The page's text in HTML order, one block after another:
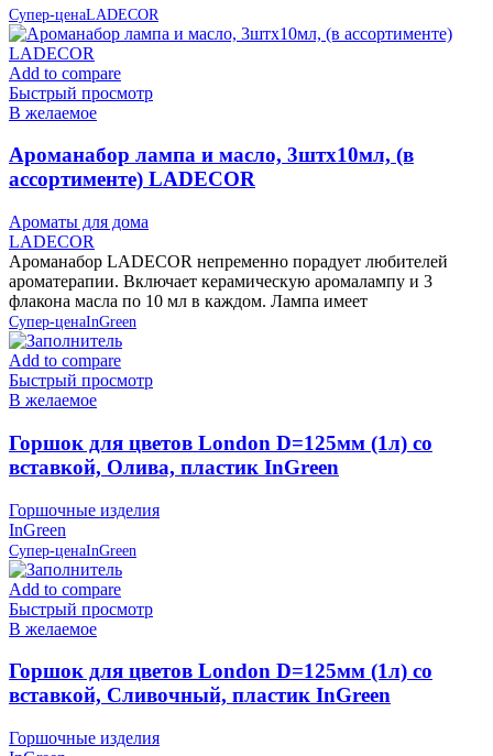
Супер-ценаLADECOR
Add to compare
Быстрый просмотр
В желаемое
Ароманабор лампа и масло, 3штx10мл, (в
ассортименте) LADECOR
Ароматы для дома
LADECOR
Ароманабор LADECOR непременно порадует любителей
ароматерапии. Включает керамическую аромалампу и 3
флакона масла по 10 мл в каждом. Лампа имеет
Супер-ценаInGreen
Add to compare
Быстрый просмотр
В желаемое
Горшок для цветов London D=125мм (1л) со
вставкой, Олива, пластик InGreen
Горшочные изделия
InGreen
Супер-ценаInGreen
Add to compare
Быстрый просмотр
В желаемое
Горшок для цветов London D=125мм (1л) со
вставкой, Сливочный, пластик InGreen
Горшочные изделия